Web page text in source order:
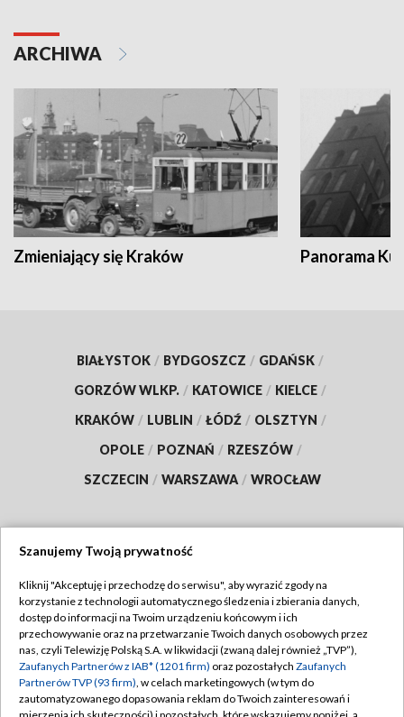
ARCHIWA
Zmieniający się Kraków Panorama
BIAŁYSTOK / BYDGOSZCZ / GDAŃSK /
GORZÓW WLKP. / KATOWICE / KIELCE /
KRAKÓW / LUBLIN / ŁÓDŹ / OLSZTYN /
OPOLE / POZNAŃ / RZESZÓW /
SZCZECIN / WARSZAWA / WROCŁAW
TVP
Abonament TVP
Emisja w TVP
Centrum informacji TVP
Regulamin TVP
Polityka prywatności
Moje zgody
Szanujemy Twoją prywatność
Kliknij "Akceptuję i przechodzę do serwisu", aby wyrazić zgody na
korzystanie z technologii automatycznego śledzenia i zbierania danych,
dostęp do informacji na Twoim urządzeniu końcowym i ich
przechowywanie oraz na przetwarzanie Twoich danych osobowych przez
nas, czyli Telewizję Polską S.A. w likwidacji (zwaną dalej również „TVP”),
Zaufanych Partnerów z IAB* (1201 firm) oraz pozostałych Zaufanych
Partnerów TVP (93 firm), w celach marketingowych (w tym do
zautomatyzowanego dopasowania reklam do Twoich zainteresowań i